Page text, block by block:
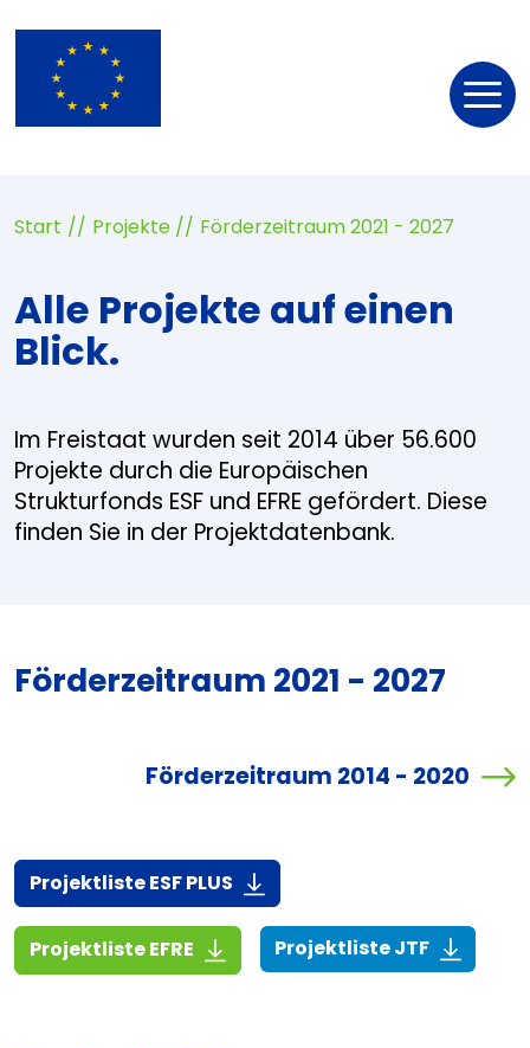
Start Projekte Förderzeitraum 2021 - 2027
Alle Projekte auf einen
Blick.
Im Freistaat wurden seit 2014 über 56.600
Projekte durch die Europäischen
Strukturfonds ESF und EFRE gefördert. Diese
finden Sie in der Projektdatenbank.
Förderzeitraum 2021 - 2027
Förderzeitraum 2014 - 2020
Projektliste ESF PLUS (916,7 KiB)
Projektliste EFRE (1,4 MiB)Projektliste JTF(268,6